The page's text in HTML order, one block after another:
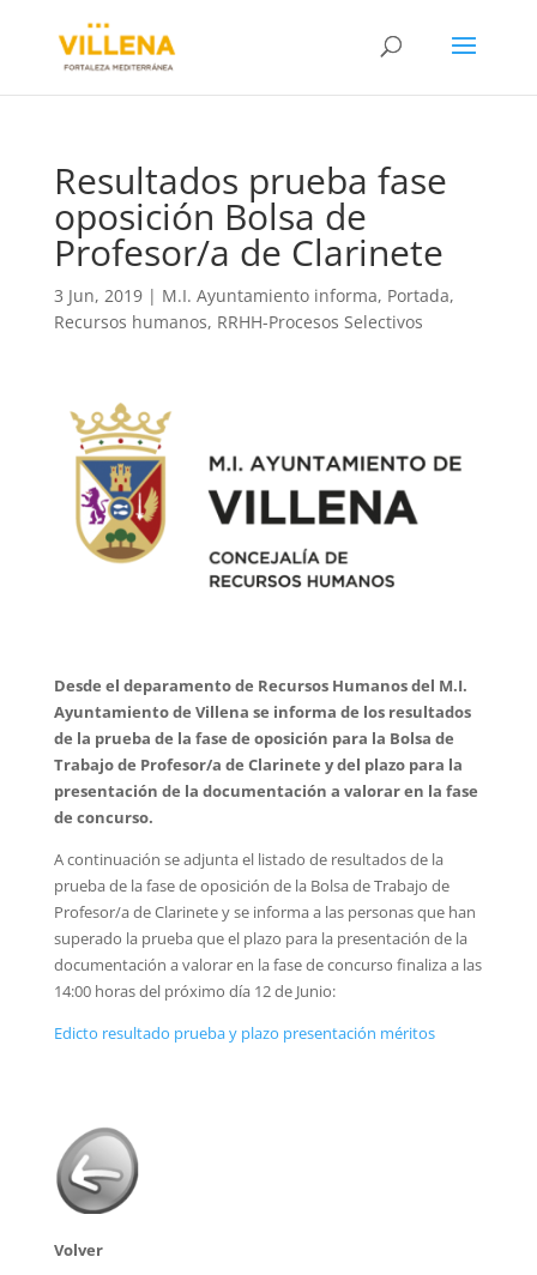
Resultados prueba fase
oposición Bolsa de
Profesor/a de Clarinete
3 Jun, 2019| M.I. Ayuntamiento informa, Portada,
Recursos humanos, RRHH-Procesos Selectivos
Desde el deparamento de Recursos Humanos del M.I.
Ayuntamiento de Villena se informa de los resultados
de la prueba de la fase de oposición para la Bolsa de
Trabajo de Profesor/a de Clarinete y del plazo para la
presentación de la documentación a valorar en la fase
de concurso.
A continuación se adjunta el listado de resultados de la
prueba de la fase de oposición de la Bolsa de Trabajo de
Profesor/a de Clarinete y se informa a las personas que han
superado la prueba que el plazo para la presentación de la
documentación a valorar en la fase de concurso finaliza a las
14:00 horas del próximo día 12 de Junio:
Edicto resultado prueba y plazo presentación méritos
Volver